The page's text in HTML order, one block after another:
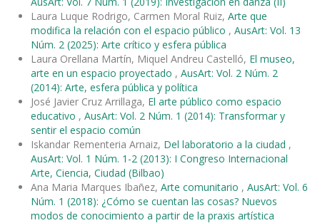
Laura Luque Rodrigo, Carmen Moral Ruiz, Arte que
modifica la relación con el espacio público , AusArt: Vol. 13
Núm. 2 (2025): Arte crítico y esfera pública
Laura Orellana Martín, Miquel Andreu Castelló, El museo,
arte en un espacio proyectado , AusArt: Vol. 2 Núm. 2
(2014): Arte, esfera pública y política
José Javier Cruz Arrillaga, El arte público como espacio
educativo , AusArt: Vol. 2 Núm. 1 (2014): Transformar y
sentir el espacio común
Iskandar Rementeria Arnaiz, Del laboratorio a la ciudad ,
AusArt: Vol. 1 Núm. 1-2 (2013): I Congreso Internacional
Arte, Ciencia, Ciudad (Bilbao)
Ana Maria Marques Ibañez, Arte comunitario , AusArt: Vol. 6
Núm. 1 (2018): ¿Cómo se cuentan las cosas? Nuevos
modos de conocimiento a partir de la praxis artística